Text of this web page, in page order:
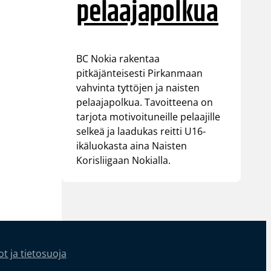
pelaajapolkua
BC Nokia rakentaa
pitkäjänteisesti Pirkanmaan
vahvinta tyttöjen ja naisten
pelaajapolkua. Tavoitteena on
tarjota motivoituneille pelaajille
selkeä ja laadukas reitti U16-
ikäluokasta aina Naisten
Korisliigaan Nokialla.
ja tietosuoja